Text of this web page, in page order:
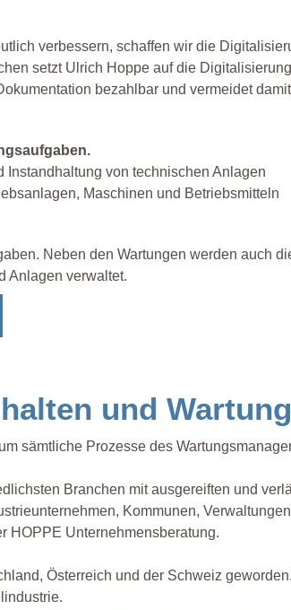
verbessern, schaffen wir die
setzt Ulrich Hoppe auf die
bezahlbar und vermeidet damit
Instandhaltung von technischen Anlagen
Maschinen und Betriebsmitteln
Neben den Wartungen werden auch
Anlagen verwaltet.
und
sämtliche Prozesse des
Branchen mit ausgereiften und
Kommunen,
HOPPE Unternehmensberatung.
Österreich und der Schweiz